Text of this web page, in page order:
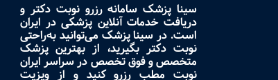
سینا پزشک سامانه رزرو نوبت دکتر و
دریافت خدمات آنلاین پزشکی در ایران
است. در سینا پزشک می‌توانید به‌راحتی
نوبت دکتر بگیرید، از بهترین پزشک
متخصص و فوق تخصص در سراسر ایران
نوبت مطب رزرو کنید و از ویزیت